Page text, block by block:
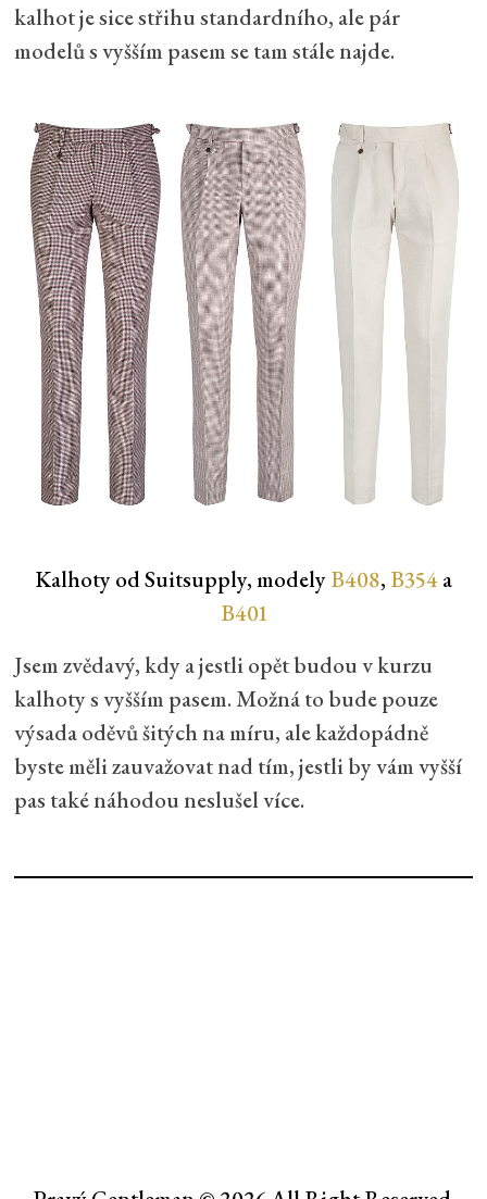
kalhot je sice střihu standardního, ale pár
modelů s vyšším pasem se tam stále najde.
Kalhoty od Suitsupply, modelyB408, B354a
B401
Jsem zvědavý, kdy a jestli opět budou v kurzu
kalhoty s vyšším pasem. Možná to bude pouze
výsada oděvů šitých na míru, ale každopádně
byste měli zauvažovat nad tím, jestli by vám vyšší
pas také náhodou neslušel více.